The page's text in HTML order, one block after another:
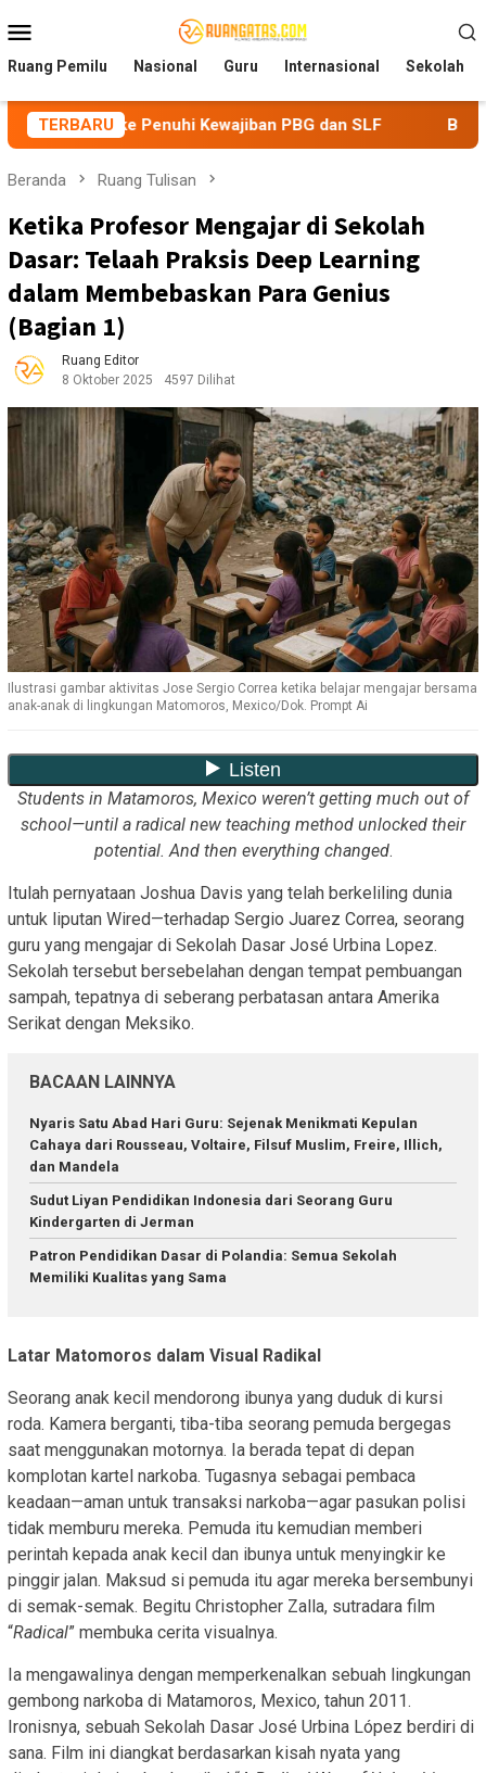
ke
kontenMobile
Ruang Pemilu Nasional Guru Internasional Sekolah
TERBARU
Kewajiban PBG dan SLF BEM Nusantara
Beranda Ruang Tulisan
Ketika Profesor Mengajar di Sekolah
Dasar: Telaah Praksis Deep Learning
dalam Membebaskan Para Genius
(Bagian 1)
Ruang Editor
8 Oktober 2025
4597 Dilihat
Ilustrasi gambar aktivitas Jose Sergio Correa ketika belajar mengajar bersama
anak-anak di lingkungan Matomoros, Mexico/Dok. Prompt Ai
Students in Matamoros, Mexico weren’t getting much out of
school—until a radical new teaching method unlocked their
potential. And then everything changed.
Itulah pernyataan Joshua Davis yang telah berkeliling dunia
untuk liputan Wired—terhadap Sergio Juarez Correa, seorang
guru yang mengajar di Sekolah Dasar José Urbina Lopez.
Sekolah tersebut bersebelahan dengan tempat pembuangan
sampah, tepatnya di seberang perbatasan antara Amerika
Serikat dengan Meksiko.
BACAAN LAINNYA
Nyaris Satu Abad Hari Guru: Sejenak Menikmati Kepulan
Cahaya dari Rousseau, Voltaire, Filsuf Muslim, Freire, Illich,
dan Mandela
Sudut Liyan Pendidikan Indonesia dari Seorang Guru
Kindergarten di Jerman
Patron Pendidikan Dasar di Polandia: Semua Sekolah
Memiliki Kualitas yang Sama
Latar Matomoros dalam Visual Radikal
Seorang anak kecil mendorong ibunya yang duduk di kursi
roda. Kamera berganti, tiba-tiba seorang pemuda bergegas
saat menggunakan motornya. Ia berada tepat di depan
komplotan kartel narkoba. Tugasnya sebagai pembaca
keadaan—aman untuk transaksi narkoba—agar pasukan polisi
tidak memburu mereka. Pemuda itu kemudian memberi
perintah kepada anak kecil dan ibunya untuk menyingkir ke
pinggir jalan. Maksud si pemuda itu agar mereka bersembunyi
di semak-semak. Begitu Christopher Zalla, sutradara film
“Radical” membuka cerita visualnya.
Ia mengawalinya dengan memperkenalkan sebuah lingkungan
gembong narkoba di Matamoros, Mexico, tahun 2011.
Ironisnya, sebuah Sekolah Dasar José Urbina López berdiri di
sana. Film ini diangkat berdasarkan kisah nyata yang